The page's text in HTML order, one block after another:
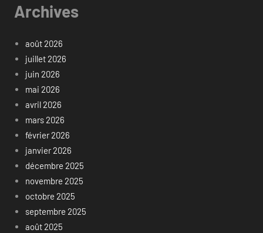
Archives
août 2026
juillet 2026
juin 2026
mai 2026
avril 2026
mars 2026
février 2026
janvier 2026
décembre 2025
novembre 2025
octobre 2025
septembre 2025
août 2025